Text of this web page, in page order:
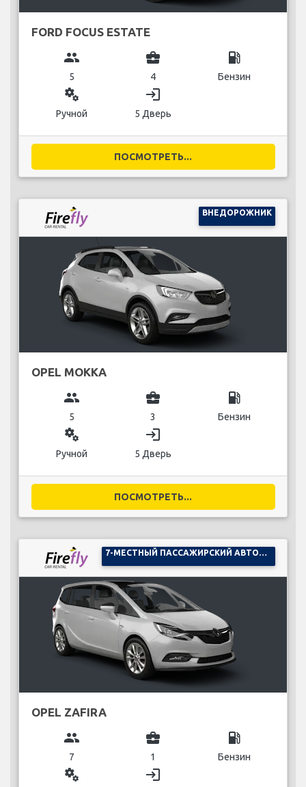
FORD FOCUS ESTATE
group
5
business_center
4
local_gas_station
Бензин
miscellaneous_services
Ручной
login
5 Дверь
ПОСМОТРЕТЬ...
ВНЕДОРОЖНИК
OPEL MOKKA
group
5
business_center
3
local_gas_station
Бензин
miscellaneous_services
Ручной
login
5 Дверь
ПОСМОТРЕТЬ...
OPEL ZAFIRA
group
7
business_center
1
local_gas_station
Бензин
miscellaneous_services login